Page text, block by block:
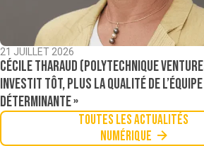
21 JUILLET 2026
Cécile Tharaud (Polytechnique
investit tôt, plus la qualité de
déterminante »
Toutes les actualités
Numérique